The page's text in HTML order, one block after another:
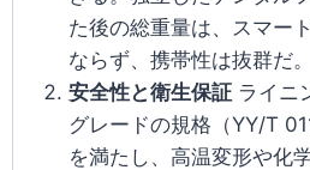
た後の総重量は、スマー
ならず、携帯性は抜群だ。
安全性と衛生保証ライニ
グレードの規格（YY/T
を満たし、高温変形や化